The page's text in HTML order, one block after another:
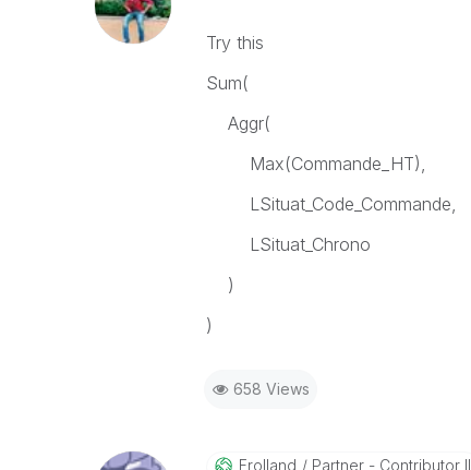
Try this
Sum(
Aggr(
Max(Commande_HT),
LSituat_Code_Commande,
LSituat_Chrono
)
)
658 Views
Frolland Partner - Contributor II